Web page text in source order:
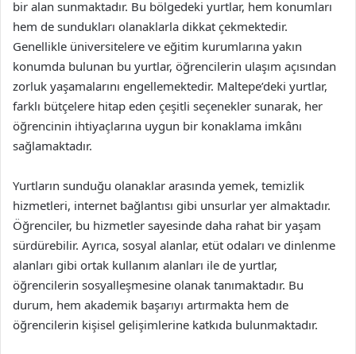
bir alan sunmaktadır. Bu bölgedeki yurtlar, hem konumları
hem de sundukları olanaklarla dikkat çekmektedir.
Genellikle üniversitelere ve eğitim kurumlarına yakın
konumda bulunan bu yurtlar, öğrencilerin ulaşım açısından
zorluk yaşamalarını engellemektedir. Maltepe’deki yurtlar,
farklı bütçelere hitap eden çeşitli seçenekler sunarak, her
öğrencinin ihtiyaçlarına uygun bir konaklama imkânı
sağlamaktadır.
Yurtların sunduğu olanaklar arasında yemek, temizlik
hizmetleri, internet bağlantısı gibi unsurlar yer almaktadır.
Öğrenciler, bu hizmetler sayesinde daha rahat bir yaşam
sürdürebilir. Ayrıca, sosyal alanlar, etüt odaları ve dinlenme
alanları gibi ortak kullanım alanları ile de yurtlar,
öğrencilerin sosyalleşmesine olanak tanımaktadır. Bu
durum, hem akademik başarıyı artırmakta hem de
öğrencilerin kişisel gelişimlerine katkıda bulunmaktadır.